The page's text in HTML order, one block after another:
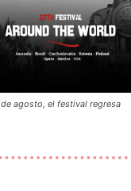
agosto, el festival regresa